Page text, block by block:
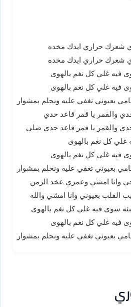
شعرك حراري ايدك مخده
شعرك حراري ايدك مخده
فيه غلي كل نغم بالهوى
فيه غلي كل نغم بالهوى
بعيوني تغفي عليه ونحلم بمشوار
والقمر يا قمر قاعد حدي
والقمر يا قمر قاعد حدي ضلي
غلي كل نغم بالهوى
فيه غلي كل نغم بالهوى
بعيوني تغفي عليه ونحلم بمشوار
وانا امشي وعمري عخد الزمن
القلب بعيوني وانا امشي والله
سوى فيه غلي كل نغم بالهوى
فيه غلي كل نغم بالهوى
بعيوني تغفي عليه ونحلم بمشوار